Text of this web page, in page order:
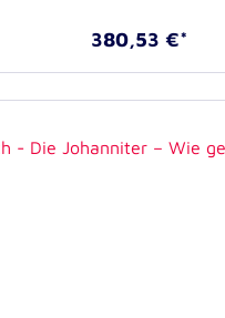
380,53 €*